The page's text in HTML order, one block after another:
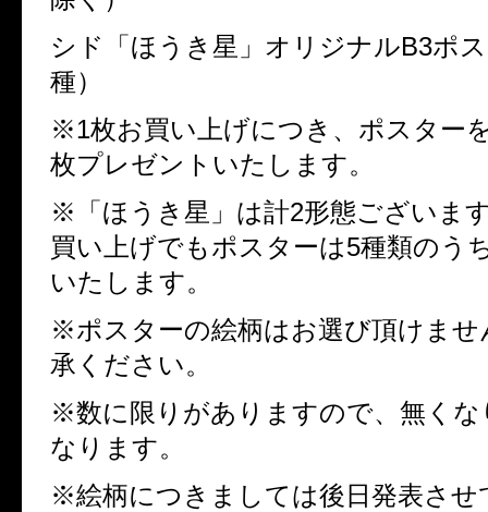
シド「ほうき星」オリジナルB3ポ
種）
※1枚お買い上げにつき、ポスター
枚プレゼントいたします。
※「ほうき星」は計2形態ございま
買い上げでもポスターは5種類のう
いたします。
※ポスターの絵柄はお選び頂けませ
承ください。
※数に限りがありますので、無くな
なります。
※絵柄につきましては後日発表させ